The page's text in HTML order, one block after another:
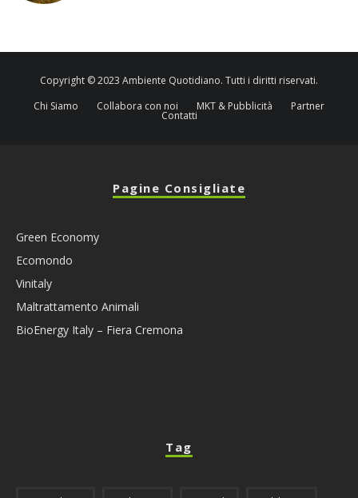
Copyright © 2023 Ambiente Quotidiano. Tutti i diritti riservati.
Chi Siamo
Collabora con noi MKT & Pubblicità Partner
Contatti
Pagine Consigliate
Green Economy
Ecomondo
Vinitaly
Maltrattamento Animali
BioEnergy Italy – Fiera Cremona
Tag